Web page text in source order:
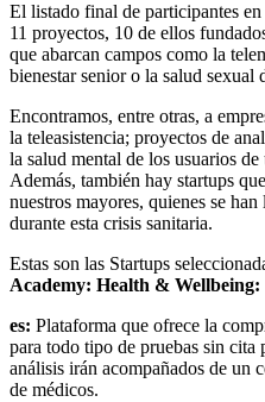
El listado final de participantes
11 proyectos, 10 de ellos
que abarcan campos como la
bienestar senior o la salud sexual
Encontramos, entre otras, a
la teleasistencia; proyectos de
la salud mental de los usuarios
Además, también hay startups
nuestros mayores, quienes se
durante esta crisis sanitaria.
Estas son las Startups
Academy: Health & Wellbeing:
es: Plataforma que ofrece la
para todo tipo de pruebas sin cita
análisis irán acompañados de un
de médicos.